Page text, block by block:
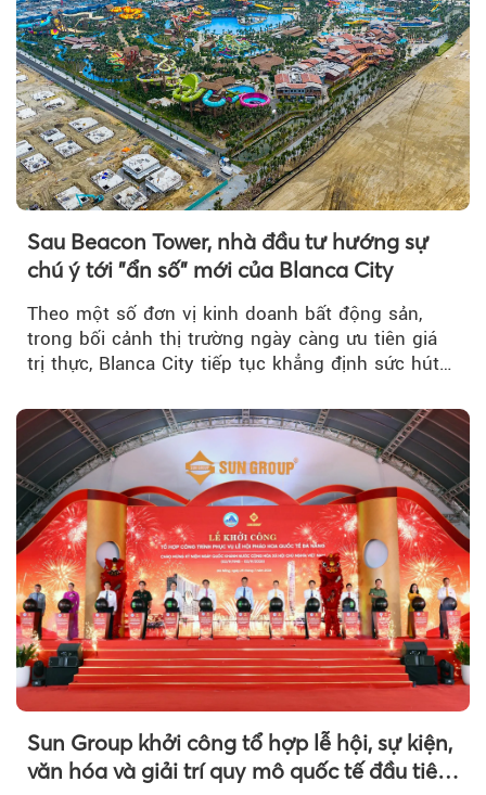
Sau Beacon Tower, nhà đầu tư hướng sự
chú ý tới "ẩn số" mới của Blanca City
Theo một số đơn vị kinh doanh bất động sản,
trong bối cảnh thị trường ngày càng ưu tiên giá
trị thực, Blanca City tiếp tục khẳng định sức hút
Sun Group khởi công tổ hợp lễ hội, sự kiện,
văn hóa và giải trí quy mô quốc tế đầu tiên